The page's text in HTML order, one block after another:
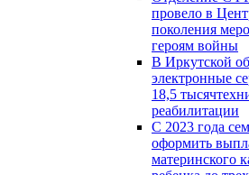
провело в
поколения
героям войны
В Иркутской
электронные
18,5
реабилитации
С 2023 года
оформить
материнского